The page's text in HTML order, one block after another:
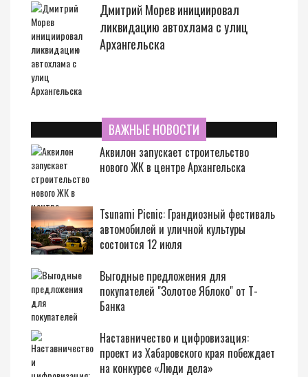
Дмитрий Морев инициировал
ликвидацию автохлама с улиц
Архангельска
ВАЖНЫЕ НОВОСТИ
Аквилон запускает строительство
нового ЖК в центре Архангельска
Tsunami Picnic: Грандиозный фестиваль
автомобилей и уличной культуры
состоится 12 июля
Выгодные предложения для
покупателей "Золотое Яблоко" от Т-
Банка
Наставничество и цифровизация:
проект из Хабаровского края побеждает
на конкурсе «Люди дела»